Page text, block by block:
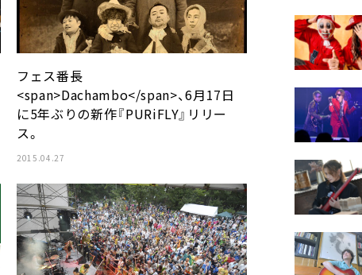
フェス番長
<span>Dachambo</span>、6月17日
に5年ぶりの新作『PURiFLY』リリー
ス。
2015.04.27